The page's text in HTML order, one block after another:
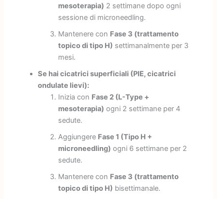
mesoterapia) 2 settimane dopo ogni
sessione di microneedling.
Mantenere con Fase 3 (trattamento
topico di tipo H) settimanalmente per 3
mesi.
Se hai cicatrici superficiali (PIE, cicatrici
ondulate lievi):
Inizia con Fase 2 (L-Type +
mesoterapia) ogni 2 settimane per 4
sedute.
Aggiungere Fase 1 (Tipo H +
microneedling) ogni 6 settimane per 2
sedute.
Mantenere con Fase 3 (trattamento
topico di tipo H) bisettimanale.